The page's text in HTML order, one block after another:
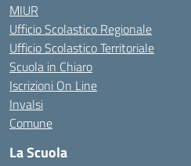
MIUR
Ufficio Scolastico Regionale
Ufficio Scolastico Territoriale
Scuola in Chiaro
Iscrizioni On Line
Invalsi
Comune
La Scuola